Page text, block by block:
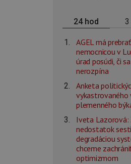
24 hod 3
AGEL má
nemocnicou v
úrad posúdi, či
nerozpína
Anketa
vykastrovaného
plemenného
Iveta Lazorová:
nedostatok
degradáciou
chceme
optimizmom